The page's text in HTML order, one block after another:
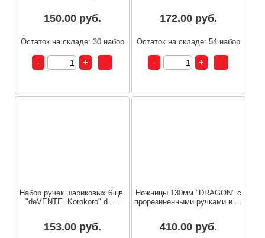
150.00 руб.
Остаток на складе: 30 набор
172.00 руб.
Остаток на складе: 54 набор
Набор ручек шариковых 6 цв.
"deVENTE. Korokoro" d=...
153.00 руб.
Ножницы 130мм "DRAGON" с
прорезиненными ручками и ...
410.00 руб.